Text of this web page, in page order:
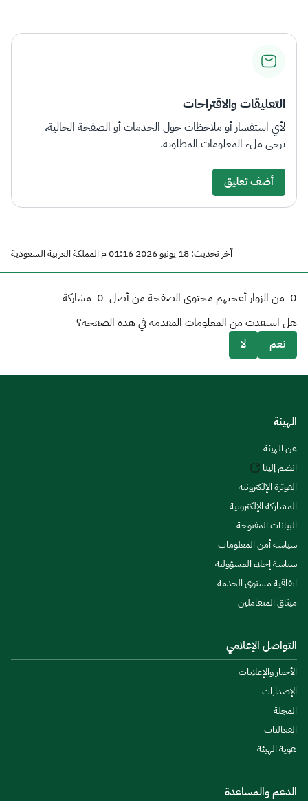
التعليقات والاقتراحات
لأي استفسار أو ملاحظات حول الخدمات أو الصفحة الحالية،
يرجى ملء المعلومات المطلوبة.
أضف تعليق
آخر تحديث: 18 يونيو 2026 01:16 م المملكة العربية السعودية
0 من الزوار أعجبهم محتوى الصفحة من أصل 0 مشاركة
هل استفدت من المعلومات المقدمة في هذه الصفحة؟
نعم
لا
الهيئة
عن الهيئة
انضم إلينا
الفوترة الإلكترونية
المشاركة الإلكترونية
البيانات المفتوحة
سياسة أمن المعلومات
سياسة إخلاء المسؤولية
اتفاقية مستوى الخدمة
ميثاق المتعاملين
التواصل الإعلامي
الأخبار والإعلانات
الإصدارات
المجلة
الفعاليات
هوية الهيئة
الدعم والمساعدة